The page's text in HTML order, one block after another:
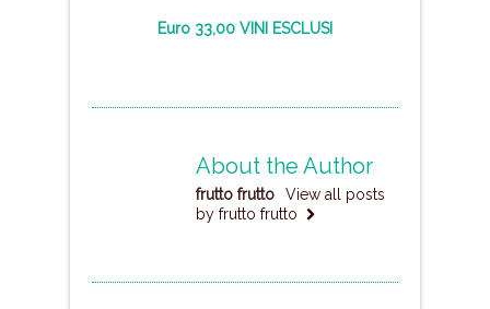
Euro 33,00 VINI ESCLUSI
About the Author
frutto frutto
View all posts
by frutto frutto